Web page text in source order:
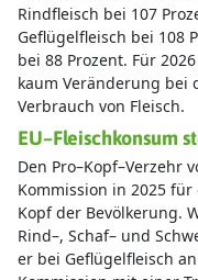
EU–Fleischkonsum
Den Pro–Kopf–Verzehr
Kommission in 2025
Kopf der Bevölkerung.
Rind–, Schaf– und
er bei Geflügelfleisch
Kommission mit einer
der EU wird ein relativ
erwartet.